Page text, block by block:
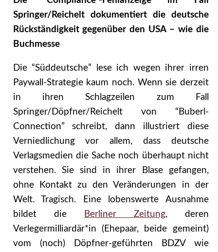
Springer/Reichelt dokumentiert die deutsche
Rückständigkeit gegenüber den USA – wie die
Buchmesse
Die “Süddeutsche” lese ich wegen ihrer irren
Paywall-Strategie kaum noch. Wenn sie derzeit
in ihren Schlagzeilen zum Fall
Springer/Döpfner/Reichelt von “Buberl-
Connection” schreibt, dann illustriert diese
Verniedlichung vor allem, dass deutsche
Verlagsmedien die Sache noch überhaupt nicht
verstehen. Sie sind in ihrer Blase gefangen,
ohne Kontakt zu den Veränderungen in der
Welt. Tragisch. Eine lobenswerte Ausnahme
bildet die
Berliner Zeitung, deren
Verlegermilliardär*in (Ehepaar, beide gemeint)
vom (noch) Döpfner-geführten BDZV wie